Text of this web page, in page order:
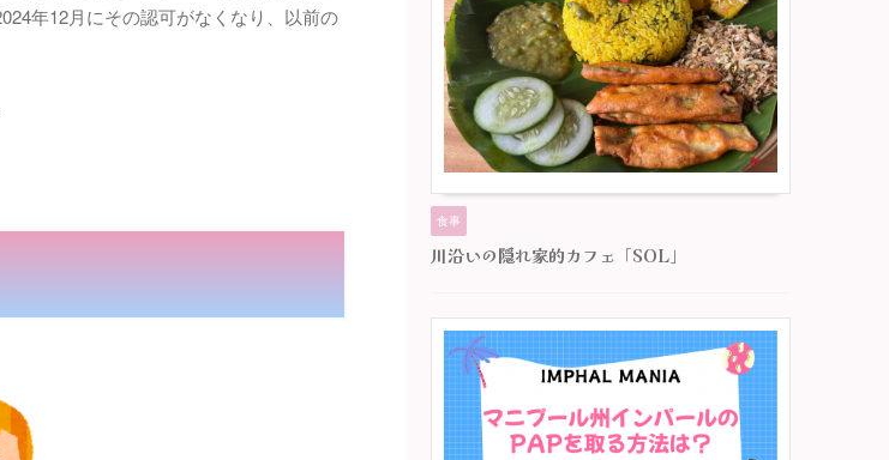
年12月にその認可がなくなり、以前の
食事
川沿いの隠れ家的カフェ「SOL」